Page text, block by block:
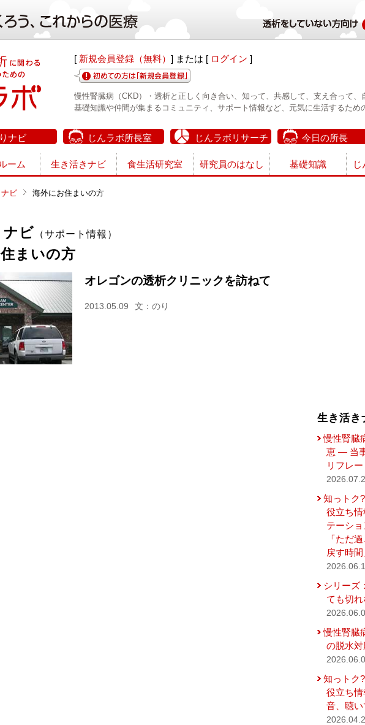
[ 新規会員登録（無料） ] または [ ログイン ]
慢性腎臓病（CKD）・透析と正しく向き合い、知って、共感して、支え合って、
基礎知識や仲間が集まるコミュニティ、サポート情報など、元気に生活するため
ナビ じんラボ所長室 じんラボリサーチ 今日の所長
ーム 生き活きナビ 食生活研究室 研究員のはなし 基礎知識
ビ 海外にお住まいの方
ナビ （サポート情報）
まいの方
オレゴンの透析クリニックを訪ねて
2013.05.09 文：のり
生き活き
慢性腎臓
恵 — 当
リフレ
知っトク
役立ち情
テーシ
「ただ
戻す時間
シリーズ
ても切
慢性腎臓
の脱水対
知っトク
役立ち
音、聴